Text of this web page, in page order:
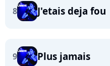
8 J'etais deja fou
9 Plus jamais